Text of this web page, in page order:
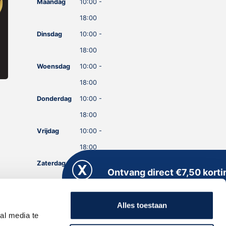
media te
Alles toestaan
Maandag 10:00 -
18:00
Dinsdag 10:00 -
18:00
Woensdag 10:00 -
18:00
Donderdag 10:00 -
18:00
Vrijdag 10:00 -
18:00
Zaterdag 10:00 -
18:00
Ontvang direct €7,50
Meld je aan voor onze nieuwsbrief en
direct een persoonlijke kortingscode